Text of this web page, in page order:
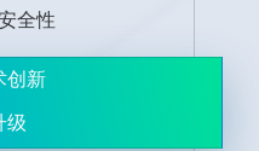
全性
创新
级